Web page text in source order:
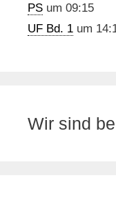
PS um 09:15
UF Bd. 1 um
Wir sind